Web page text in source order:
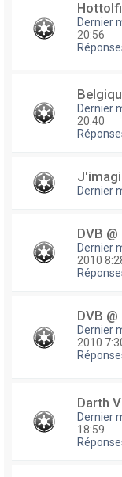
Dernier
20:56
Dernier
20:40
Dernier
DVB
Dernier
2010
DVB
Dernier
2010
Darth
Dernier
18:59